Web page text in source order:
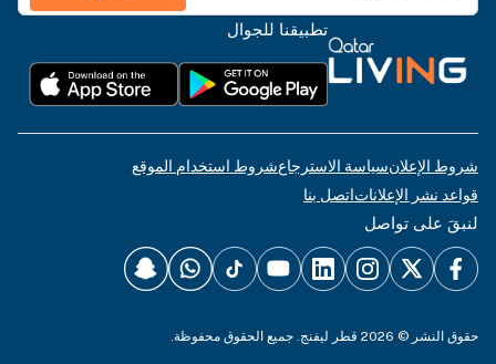
تطبيقنا للجوال
شروط الإعلانسياسة الاسترجاعشروط استخدام الموقع
قواعد نشر الإعلاناتاتصل بنا
لنبقَ على تواصل
حقوق النشر © 2026 قطر ليفنج. جميع الحقوق محفوظة.